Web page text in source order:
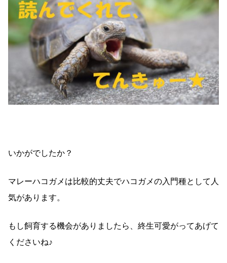
いかがでしたか？
マレーハコガメは比較的丈夫でハコガメの入門種として人
気があります。
もし飼育する機会がありましたら、終生可愛がってあげて
くださいね♪